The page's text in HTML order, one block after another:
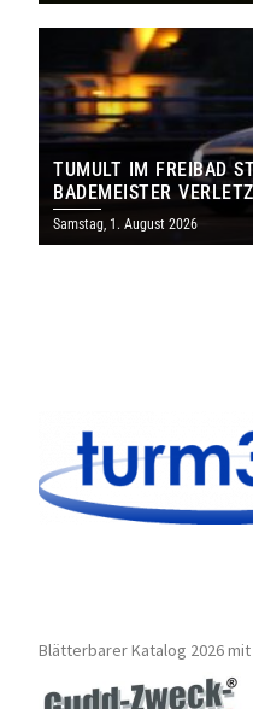
TUMULT IM FREIBAD
BADEMEISTER
Samstag, 1. August 2026
Blätterbarer Katalog 2026 mit